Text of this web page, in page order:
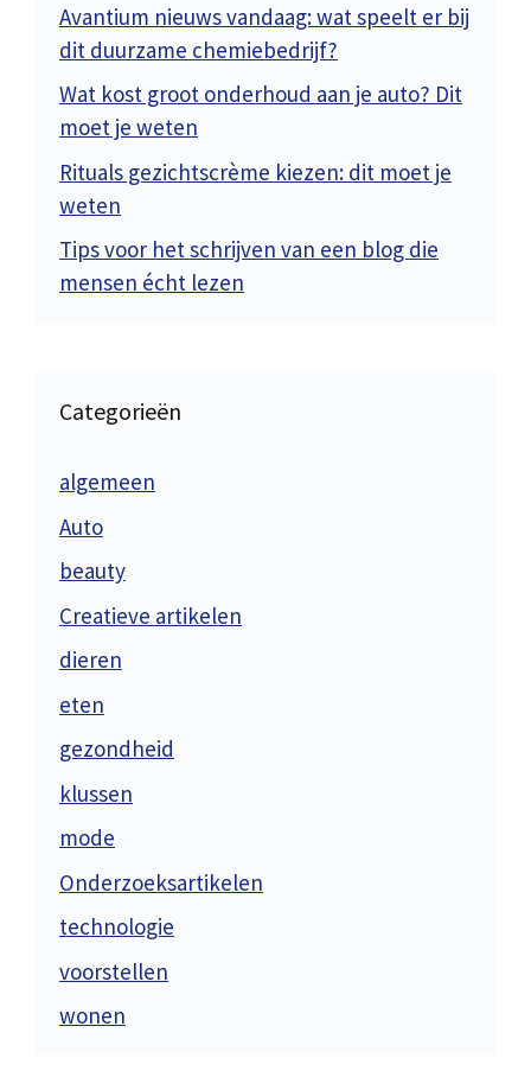
Avantium nieuws vandaag: wat speelt er bij
dit duurzame chemiebedrijf?
Wat kost groot onderhoud aan je auto? Dit
moet je weten
Rituals gezichtscrème kiezen: dit moet je
weten
Tips voor het schrijven van een blog die
mensen écht lezen
Categorieën
algemeen
Auto
beauty
Creatieve artikelen
dieren
eten
gezondheid
klussen
mode
Onderzoeksartikelen
technologie
voorstellen
wonen